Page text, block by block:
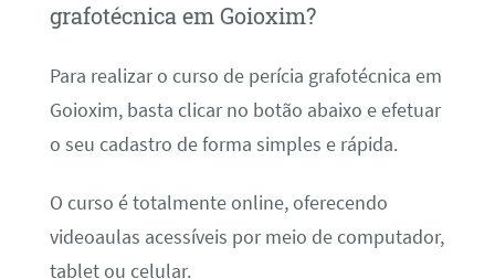
grafotécnica em Goioxim?
Para realizar o curso de perícia grafotécnica em
Goioxim, basta clicar no botão abaixo e efetuar
o seu cadastro de forma simples e rápida.
O curso é totalmente online, oferecendo
videoaulas acessíveis por meio de computador,
tablet ou celular.